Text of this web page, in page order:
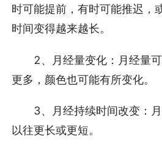
时可能提前，有时可能推迟，
时间变得越来越长。
2、月经量变化：月经量可
更多，颜色也可能有所变化。
3、月经持续时间改变：月
以往更长或更短。